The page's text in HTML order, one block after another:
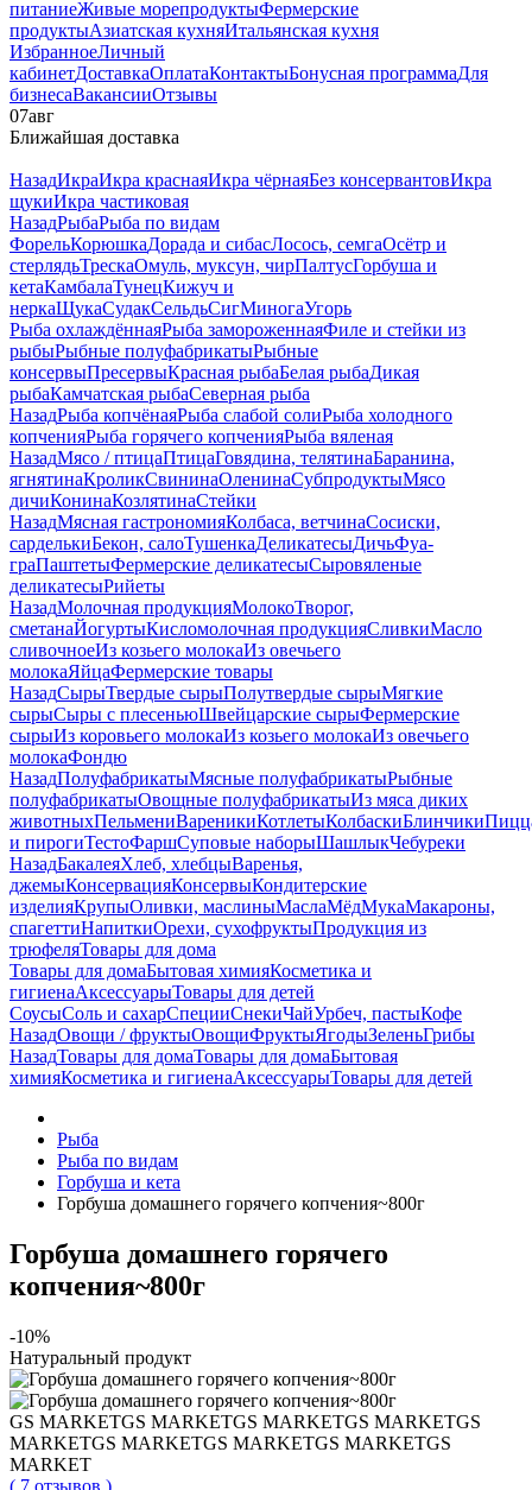
питаниеЖивые морепродуктыФермерские
продуктыАзиатская кухняИтальянская кухня
ИзбранноеЛичный
кабинетДоставкаОплатаКонтактыБонусная программаДля
бизнесаВакансииОтзывы
07авг
Ближайшая доставка
НазадИкраИкра краснаяИкра чёрнаяБез консервантовИкра
щукиИкра частиковая
НазадРыбаРыба по видам
ФорельКорюшкаДорада и сибасЛосось, семгаОсётр и
стерлядьТрескаОмуль, муксун, чирПалтусГорбуша и
кетаКамбалаТунецКижуч и
неркаЩукаСудакСельдьСигМиногаУгорь
Рыба охлаждённаяРыба замороженнаяФиле и стейки из
рыбыРыбные полуфабрикатыРыбные
консервыПресервыКрасная рыбаБелая рыбаДикая
рыбаКамчатская рыбаСеверная рыба
НазадРыба копчёнаяРыба слабой солиРыба холодного
копченияРыба горячего копченияРыба вяленая
НазадМясо / птицаПтицаГовядина, телятинаБаранина,
ягнятинаКроликСвининаОленинаСубпродуктыМясо
дичиКонинаКозлятинаСтейки
НазадМясная гастрономияКолбаса, ветчинаСосиски,
сарделькиБекон, салоТушенкаДеликатесыДичьФуа-
граПаштетыФермерские деликатесыСыровяленые
деликатесыРийеты
НазадМолочная продукцияМолокоТворог,
сметанаЙогуртыКисломолочная продукцияСливкиМасло
сливочноеИз козьего молокаИз овечьего
молокаЯйцаФермерские товары
НазадСырыТвердые сырыПолутвердые сырыМягкие
сырыСыры c плесеньюШвейцарские сырыФермерские
сырыИз коровьего молокаИз козьего молокаИз овечьего
молокаФондю
НазадПолуфабрикатыМясные полуфабрикатыРыбные
полуфабрикатыОвощные полуфабрикатыИз мяса диких
животныхПельмениВареникиКотлетыКолбаскиБлинчики
и пирогиТестоФаршСуповые наборыШашлыкЧебуреки
НазадБакалеяХлеб, хлебцыВаренья,
джемыКонсервацияКонсервыКондитерские
изделияКрупыОливки, маслиныМаслаМёдМукаМакароны,
спагеттиНапиткиОрехи, сухофруктыПродукция из
трюфеляТовары для дома
Товары для домаБытовая химияКосметика и
гигиенаАксессуарыТовары для детей
СоусыСоль и сахарСпецииСнекиЧайУрбеч, пастыКофе
НазадОвощи / фруктыОвощиФруктыЯгодыЗеленьГрибы
НазадТовары для домаТовары для домаБытовая
химияКосметика и гигиенаАксессуарыТовары для детей
Рыба
Рыба по видам
Горбуша и кета
Горбуша домашнего горячего копчения~800г
Горбуша домашнего горячего
копчения~800г
-10%
Натуральный продукт
GS MARKETGS MARKETGS MARKETGS MARKETGS
MARKETGS MARKETGS MARKETGS MARKETGS
MARKET
( 7 отзывов )